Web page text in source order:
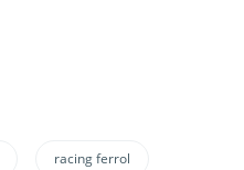
racing ferrol